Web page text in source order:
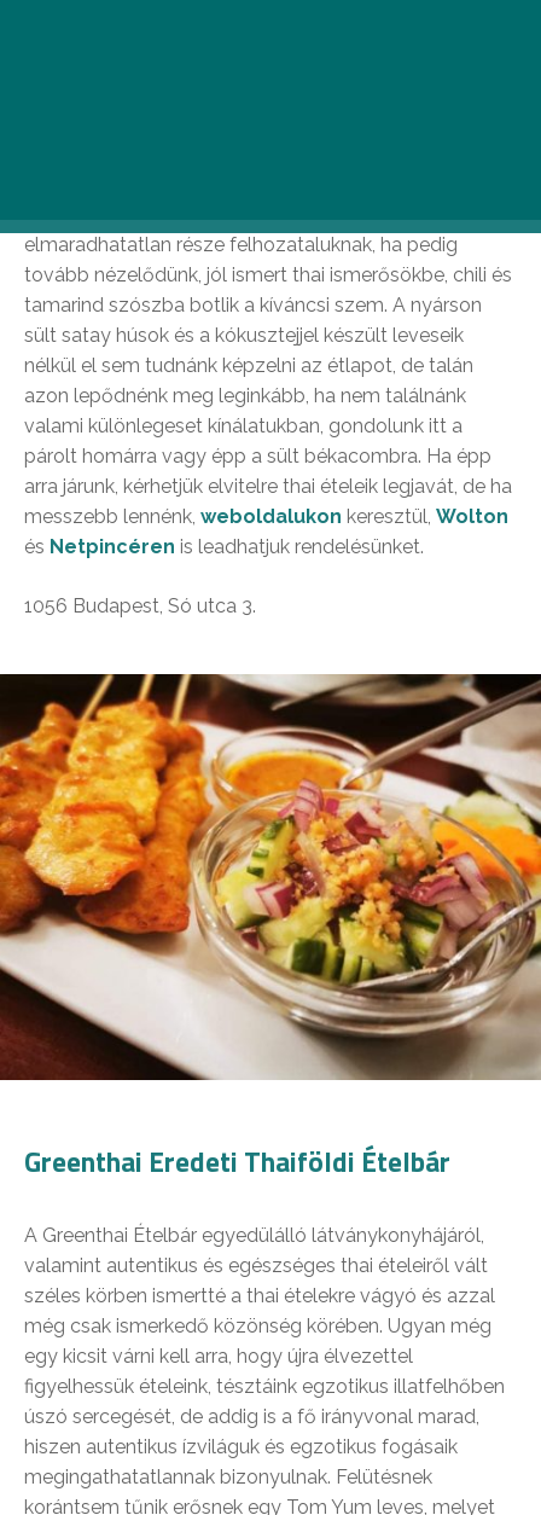
tradicionális ételeikbe: a sült tészta és sült rizs
elmaradhatatlan része felhozataluknak, ha pedig
tovább nézelődünk, jól ismert thai ismerősökbe, chili és
tamarind szószba botlik a kíváncsi szem. A nyárson
sült satay húsok és a kókusztejjel készült leveseik
nélkül el sem tudnánk képzelni az étlapot, de talán
azon lepődnénk meg leginkább, ha nem találnánk
valami különlegeset kínálatukban, gondolunk itt a
párolt homárra vagy épp a sült békacombra. Ha épp
arra járunk, kérhetjük elvitelre thai ételeik legjavát, de ha
messzebb lennénk, weboldalukon keresztül, Wolton
és Netpincéren is leadhatjuk rendelésünket.
1056 Budapest, Só utca 3.
Greenthai Eredeti Thaiföldi Ételbár
A Greenthai Ételbár egyedülálló látványkonyhájáról,
valamint autentikus és egészséges thai ételeiről vált
széles körben ismertté a thai ételekre vágyó és azzal
még csak ismerkedő közönség körében. Ugyan még
egy kicsit várni kell arra, hogy újra élvezettel
figyelhessük ételeink, tésztáink egzotikus illatfelhőben
úszó sercegését, de addig is a fő irányvonal marad,
hiszen autentikus ízviláguk és egzotikus fogásaik
megingathatatlannak bizonyulnak. Felütésnek
korántsem tűnik erősnek egy Tom Yum leves, melyet